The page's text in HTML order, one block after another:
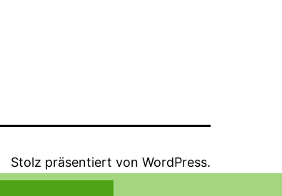
Stolz präsentiert von WordPress.